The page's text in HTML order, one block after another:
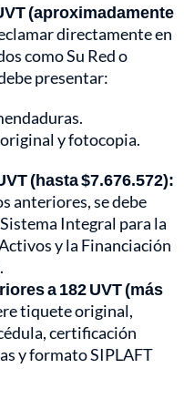
(aproximadamente
directamente en
como Su Red o
presentar:
y fotocopia.
(hasta $7.676.572):
anteriores, se debe
Integral para la
y la Financiación
a 182 UVT (más
tiquete original,
certificación
y formato SIPLAFT